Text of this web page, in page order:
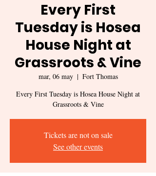
Every First
Tuesday is Hosea
House Night at
Grassroots & Vine
mar, 06 may
  |
Fort Thomas
Every First Tuesday is Hosea House Night at
Grassroots & Vine
Tickets are not on sale
See other events